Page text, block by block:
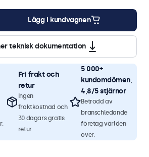
Lägg i kundvagnen
teknisk dokumentation
Fri frakt och
retur
Ingen
fraktkostnad och
30 dagars gratis
retur.
5 000+
kundomdömen,
4,8/5 stjärnor
Betrodd av
branschledande
företag världen
över.